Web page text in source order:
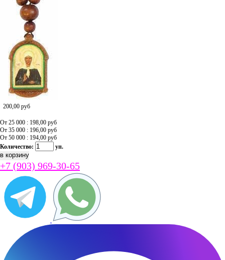
200,00 руб
От 25 000 : 198,00 руб
От 35 000 : 196,00 руб
От 50 000 : 194,00 руб
Количество:
уп.
+7 (903) 969-30-65